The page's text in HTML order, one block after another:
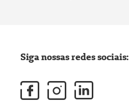
Siga nossas redes sociais: